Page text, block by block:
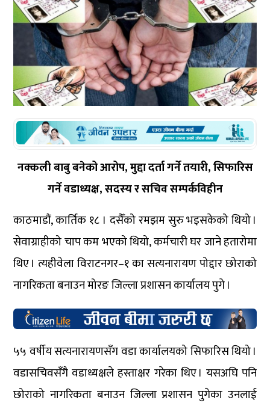
नक्कली बाबु बनेको आरोप, मुद्दा दर्ता गर्ने तयारी, सिफारिस
गर्ने वडाध्यक्ष, सदस्य र सचिव सम्पर्कविहीन
काठमाडौं, कार्तिक १८ । दसैँको रमझम सुरु भइसकेको थियो ।
सेवाग्राहीको चाप कम भएको थियो, कर्मचारी घर जाने हतारोमा
थिए । त्यहीवेला विराटनगर–१ का सत्यनारायण पोद्दार छोराको
नागरिकता बनाउन मोरङ जिल्ला प्रशासन कार्यालय पुगे ।
५५ वर्षीय सत्यनारायणसँग वडा कार्यालयको सिफारिस थियो ।
वडासचिवसँगै वडाध्यक्षले हस्ताक्षर गरेका थिए । यसअघि पनि
छोराको नागरिकता बनाउन जिल्ला प्रशासन पुगेका उनलाई